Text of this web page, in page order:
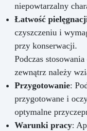
niepowtarzalny
Łatwość
czyszczeniu i
przy konserwacji.
Podczas
zewnątrz należy
Przygotowanie:
przygotowane i
optymalne
Warunki pracy: